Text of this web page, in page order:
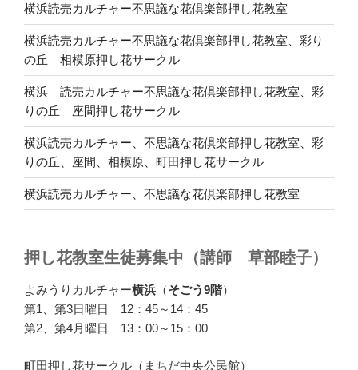
横浜読売カルチャー不思議な花倶楽部押し花教室
横浜読売カルチャー不思議な花倶楽部押し花教室、彩り
の丘 相模原押し花サークル
横浜 読売カルチャー不思議な花倶楽部押し花教室、彩
りの丘 座間押し花サークル
横浜読売カルチャー、不思議な花倶楽部押し花教室、彩
りの丘、座間、相模原、町田押し花サークル
横浜読売カルチャー、不思議な花倶楽部押し花教室
押し花教室生徒募集中（講師 草部睦子）
よみうりカルチャー横浜 （そごう9階）
第1、第3日曜日 12：45～14：45
第2、第4月曜日 13：00～15：00
町田押し花サークル（まちだ中央公民館）